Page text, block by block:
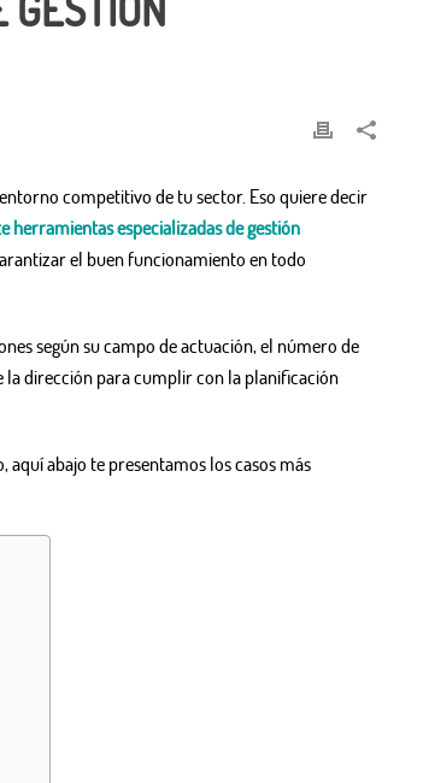
competitivo de tu sector. Eso quiere decir
herramientas especializadas de gestión
el buen funcionamiento en todo
según su campo de actuación, el número de
la dirección para cumplir con la planificación
abajo te presentamos los casos más